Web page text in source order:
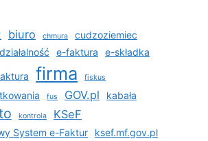
biuro chmura
cudzoziemiec
działalność e-faktura e-składka
firma fiskus
fus GOV.pl
kabała
kontrola KSeF
System e-Faktur ksef.mf.gov.pl